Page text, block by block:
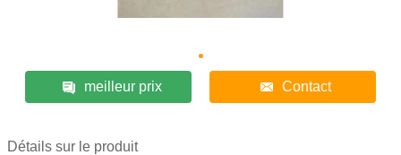
meilleur prix Contact
Détails sur le produit